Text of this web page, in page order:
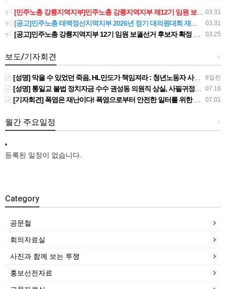
03.31
[민주노총 강릉지역지부]민주노총 강릉지역지부 제12기 임원 보궐선거결과 공고
03.31
[공고]민주노총 태백정선지역지부 2026년 정기 대의원대회 재소집 건
03.25
[공고]민주노총 강릉지역지부 12기 임원 보궐선거 후보자 확정 공고
+
보도/기자회견
8일전
[성명] 막을 수 있었던 죽음, HL만도가 책임져라 : 청년노동자 사망사고의 철저한 진상규명과 재발방지 대책 마련하라
07.16
[성명] 통일교 불법 정치자금 수수 권성동 의원직 상실, 사필귀정이다
07.01
[기자회견] 폭염은 재난이다! 폭염으로부터 안전한 일터를 위한 민주노총 강원지역본부 폭염감시단 선포 기자회견
+
월간 주요일정
등록된 일정이 없습니다.
Category
공문철
회의자료실
사진과 함께 보는 투쟁
홍보선전자료